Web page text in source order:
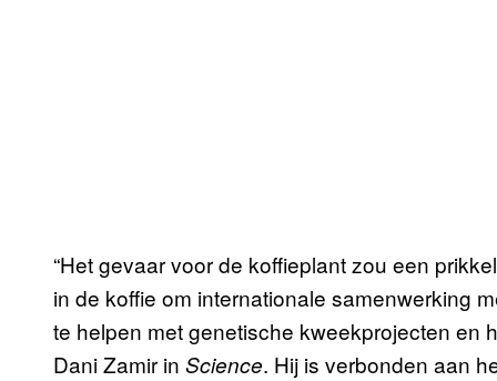
“Het gevaar voor de koffieplant zou een
in de koffie om internationale samenwerking
te helpen met genetische kweekprojecten en
Dani Zamir in Science. Hij is verbonden aan